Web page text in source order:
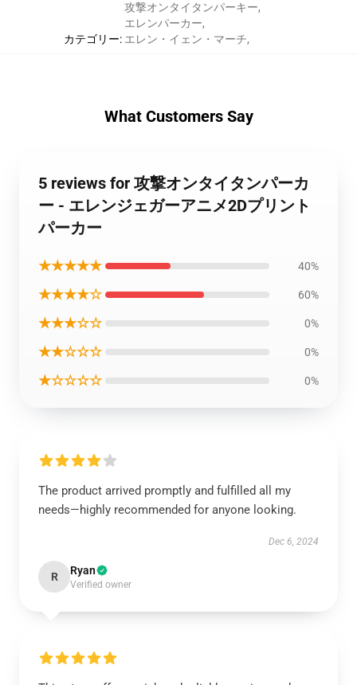
カテゴリー:
攻撃オンタイタンパーキー,
エレンパーカー,
エレン・イェン・マーチ,
What Customers Say
5 reviews for 攻撃オンタイタンパーカ
ー - エレンジェガーアニメ2Dプリント
パーカー
★★★★★ 40%
★★★★☆ 60%
★★★☆☆ 0%
★★☆☆☆ 0%
★☆☆☆☆ 0%
The product arrived promptly and fulfilled all my
needs—highly recommended for anyone looking.
Dec 6, 2024
R Ryan
Verified owner